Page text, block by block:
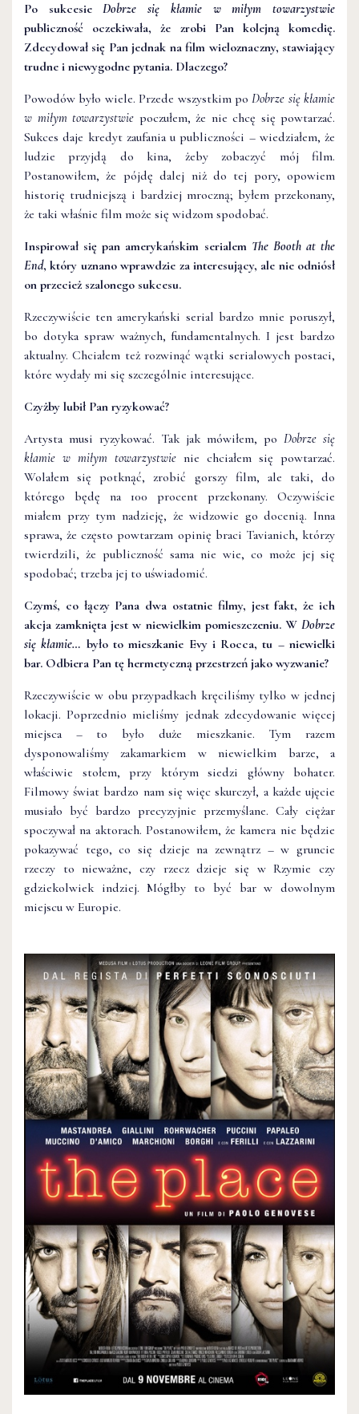
Po sukcesieDobrze się kłamie w miłym towarzystwie
publiczność oczekiwała, że zrobi Pan kolejną komedię.
Zdecydował się Pan jednak na film wieloznaczny, stawiający
trudne i niewygodne pytania. Dlaczego?
Powodów było wiele. Przede wszystkim poDobrze się kłamie
w miłym towarzystwie poczułem, że nie chcę się powtarzać.
Sukces daje kredyt zaufania u publiczności – wiedziałem, że
ludzie przyjdą do kina, żeby zobaczyć mój film.
Postanowiłem, że pójdę dalej niż do tej pory, opowiem
historię trudniejszą i bardziej mroczną; byłem przekonany,
że taki właśnie film może się widzom spodobać.
Inspirował się pan amerykańskim serialem The Booth at the
End, który uznano wprawdzie za interesujący, ale nie odniósł
on przecież szalonego sukcesu.
Rzeczywiście ten amerykański serial bardzo mnie poruszył,
bo dotyka spraw ważnych, fundamentalnych. I jest bardzo
aktualny. Chciałem też rozwinąć wątki serialowych postaci,
które wydały mi się szczególnie interesujące.
Czyżby lubił Pan ryzykować?
Artysta musi ryzykować. Tak jak mówiłem, po Dobrze się
kłamie w miłym towarzystwie nie chciałem się powtarzać.
Wolałem się potknąć, zrobić gorszy film, ale taki, do
którego będę na 100 procent przekonany. Oczywiście
miałem przy tym nadzieję, że widzowie go docenią. Inna
sprawa, że często powtarzam opinię braci Tavianich, którzy
twierdzili, że publiczność sama nie wie, co może jej się
spodobać; trzeba jej to uświadomić.
Czymś, co łączy Pana dwa ostatnie filmy, jest fakt, że ich
akcja zamknięta jest w niewielkim pomieszczeniu. W Dobrze
się kłamie… było to mieszkanie Evy i Rocca, tu – niewielki
bar. Odbiera Pan tę hermetyczną przestrzeń jako wyzwanie?
Rzeczywiście w obu przypadkach kręciliśmy tylko w jednej
lokacji. Poprzednio mieliśmy jednak zdecydowanie więcej
miejsca – to było duże mieszkanie. Tym razem
dysponowaliśmy zakamarkiem w niewielkim barze, a
właściwie stołem, przy którym siedzi główny bohater.
Filmowy świat bardzo nam się więc skurczył, a każde ujęcie
musiało być bardzo precyzyjnie przemyślane. Cały ciężar
spoczywał na aktorach. Postanowiłem, że kamera nie będzie
pokazywać tego, co się dzieje na zewnątrz – w gruncie
rzeczy to nieważne, czy rzecz dzieje się w Rzymie czy
gdziekolwiek indziej. Mógłby to być bar w dowolnym
miejscu w Europie.